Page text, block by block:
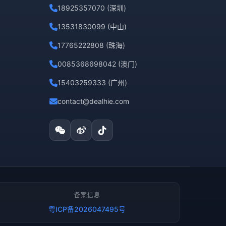
18925357070 (深圳)
13531830099 (中山)
17765222808 (珠海)
0085368698042 (澳门)
15403259333 (广州)
contact@dealhie.com
备案信息
粤ICP备2026047495号